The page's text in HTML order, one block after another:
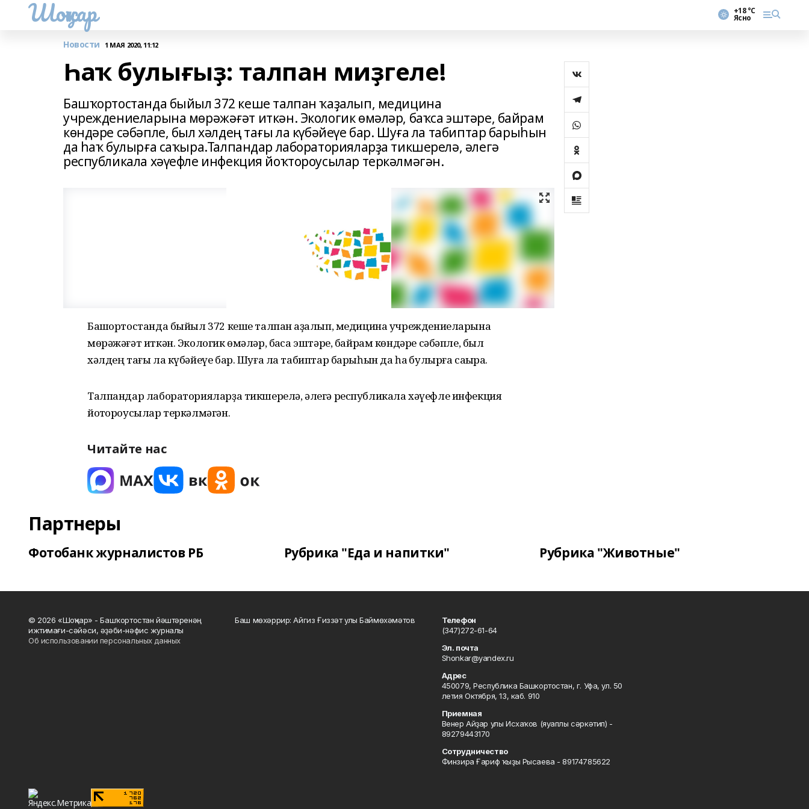
Шоңҡар +18 °С
Ясно
Новости 1 МАЯ 2020, 11:12
Һаҡ булығыҙ: талпан миҙгеле!
Башҡортостанда быйыл 372 кеше талпан ҡаҙалып, медицина
учреждениеларына мөрәжәғәт иткән. Экологик өмәләр, баҡса эштәре, байрам
көндәре сәбәпле, был хәлдең тағы ла күбәйеүе бар. Шуға ла табиптар барыһын
да һаҡ булырға саҡыра.Талпандар лабораторияларҙа тикшерелә, әлегә
республикала хәүефле инфекция йоҡтороусылар теркәлмәгән.
Башҡортостанда быйыл 372 кеше талпан ҡаҙалып, медицина учреждениеларына
мөрәжәғәт иткән. Экологик өмәләр, баҡса эштәре, байрам көндәре сәбәпле, был
хәлдең тағы ла күбәйеүе бар. Шуға ла табиптар барыһын да һаҡ булырға саҡыра.
Талпандар лабораторияларҙа тикшерелә, әлегә республикала хәүефле инфекция
йоҡтороусылар теркәлмәгән.
Читайте нас
Партнеры
Фотобанк журналистов РБ Рубрика "Еда и напитки" Рубрика "Животные"
© 2026 «Шоңҡар» - Башҡортостан йәштәренәң
ижтимағи-сәйәси, әҙәби-нәфис журналы
Об использовании персональных данных
Баш мөхәррир: Айгиз Ғиззәт улы Баймөхәмәтов
Телефон
(347)272-61-64
Эл. почта
Shonkar@yandex.ru
Адрес
450079, Республика Башкортостан, г. Уфа, ул. 50
летия Октября, 13, каб. 910
Приемная
Венер Айҙар улы Исхаҡов (яуаплы сәркәтип) -
89279443170
Сотрудничество
Финзира Ғариф ҡыҙы Рысаева - 89174785622